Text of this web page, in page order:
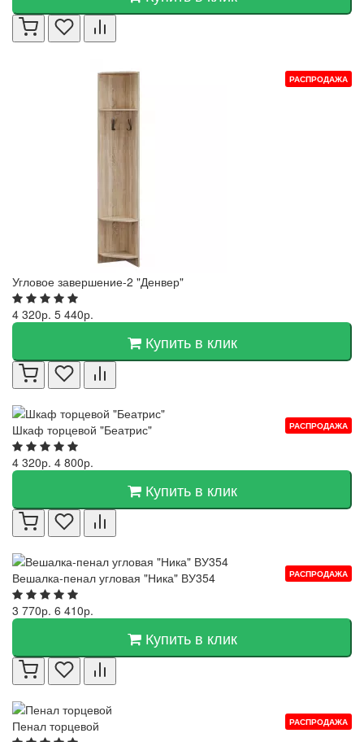
РАСПРОДАЖА
Угловое завершение-2 "Денвер"
4 320р. 5 440р.
Купить в клик
РАСПРОДАЖА
Шкаф торцевой "Беатрис"
4 320р. 4 800р.
Купить в клик
РАСПРОДАЖА
Вешалка-пенал угловая "Ника" ВУ354
3 770р. 6 410р.
Купить в клик
РАСПРОДАЖА
Пенал торцевой